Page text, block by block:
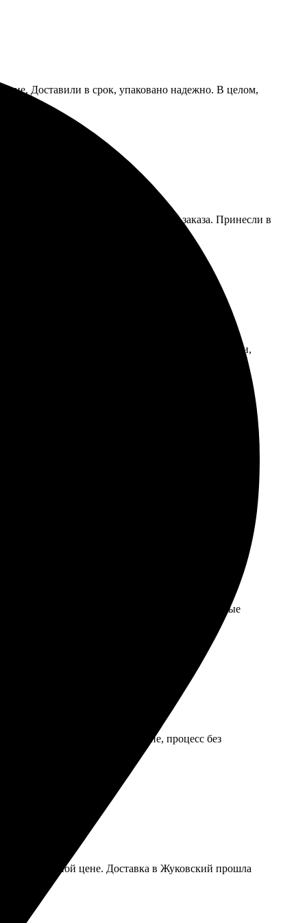
Доставили в срок, упаковано надежно. В целом,
интерфейс сайта, простой процесс заказа. Принесли в
заказа, удобный интерфейс. Быстро обработали,
рекомендую!
простое и понятное. Процесс занял
яркие, детали четкие. Порадовало, что готовые
яркие. Удобное оформление, процесс без
и по доступной цене. Доставка в Жуковский прошла